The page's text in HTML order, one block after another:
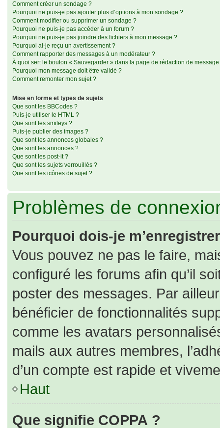
Comment créer un sondage ?
Pourquoi ne puis-je pas ajouter plus d’options à mon sondage ?
Comment modifier ou supprimer un sondage ?
Pourquoi ne puis-je pas accéder à un forum ?
Pourquoi ne puis-je pas joindre des fichiers à mon message ?
Pourquoi ai-je reçu un avertissement ?
Comment rapporter des messages à un modérateur ?
À quoi sert le bouton « Sauvegarder » dans la page de rédaction de message
Pourquoi mon message doit être validé ?
Comment remonter mon sujet ?
Mise en forme et types de sujets
Que sont les BBCodes ?
Puis-je utiliser le HTML ?
Que sont les smileys ?
Puis-je publier des images ?
Que sont les annonces globales ?
Que sont les annonces ?
Que sont les post-it ?
Que sont les sujets verrouillés ?
Que sont les icônes de sujet ?
Problèmes de
Pourquoi dois-je
Vous pouvez ne pas le faire,
configuré les forums afin qu’il
poster des messages. Par
bénéficier de fonctionnalités
comme les avatars
mails aux autres membres,
d’un compte est rapide et
Haut
Que signifie COPPA ?